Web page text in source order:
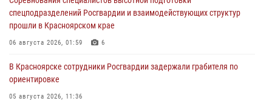
спецподразделений Росгвардии и взаимодействующих структур
прошли в Красноярском крае
06 августа 2026, 01:59 6
В Красноярске сотрудники Росгвардии задержали грабителя по
ориентировке
05 августа 2026, 11:36